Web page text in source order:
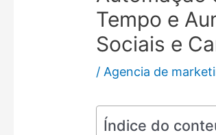
Tempo e
Sociais e
/ Agencia de
Índice do